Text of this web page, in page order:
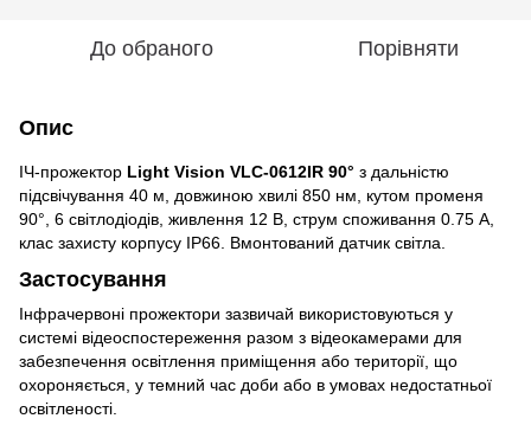
До обраного Порівняти
Опис
ІЧ-прожектор Light Vision VLC-0612IR 90° з дальністю
підсвічування 40 м, довжиною хвилі 850 нм, кутом променя
90°, 6 світлодіодів, живлення 12 В, струм споживання 0.75 А,
клас захисту корпусу IP66. Вмонтований датчик світла.
Застосування
Інфрачервоні прожектори зазвичай використовуються у
системі відеоспостереження разом з відеокамерами для
забезпечення освітлення приміщення або території, що
охороняється, у темний час доби або в умовах недостатньої
освітленості.